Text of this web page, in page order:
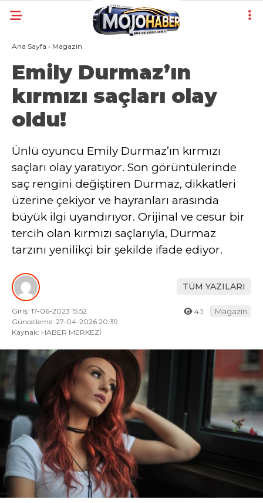
Ana Sayfa › Magazin
Emily Durmaz’ın
kırmızı saçları olay
oldu!
Ünlü oyuncu Emily Durmaz’ın kırmızı
saçları olay yaratıyor. Son görüntülerinde
saç rengini değiştiren Durmaz, dikkatleri
üzerine çekiyor ve hayranları arasında
büyük ilgi uyandırıyor. Orijinal ve cesur bir
tercih olan kırmızı saçlarıyla, Durmaz
tarzını yenilikçi bir şekilde ifade ediyor.
TÜM YAZILARI
Giriş: 17-06-2023 15:52
Güncelleme: 27-04-2026 20:39
Kaynak: HABER MERKEZİ
43 Magazin